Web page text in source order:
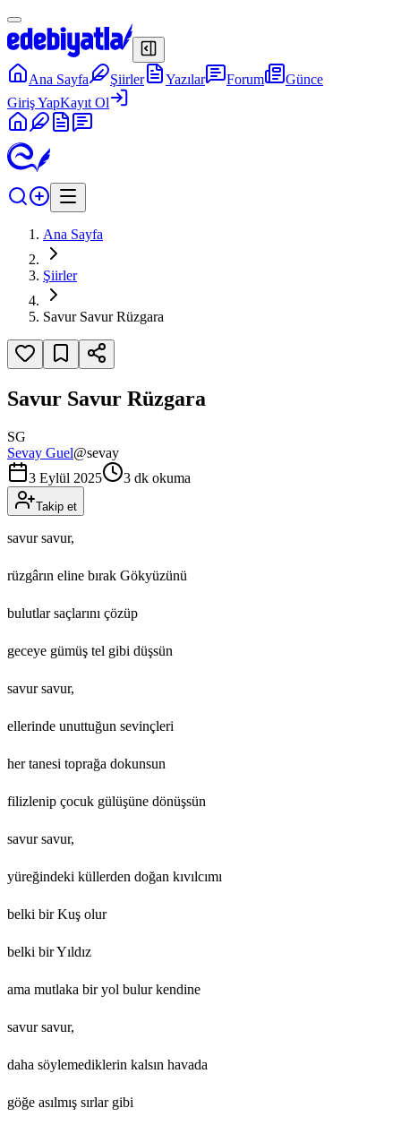
Ana Sayfa Şiirler Yazılar Forum
Günce
Giriş YapKayıt Ol
Ana Sayfa
Şiirler
Savur Savur Rüzgara
Savur Savur Rüzgara
SG
Sevay Guel@sevay
3 Eylül 2025
3 dk okuma
Takip et
savur savur,
rüzgârın eline bırak Gökyüzünü
bulutlar saçlarını çözüp
geceye gümüş tel gibi düşsün
savur savur,
ellerinde unuttuğun sevinçleri
her tanesi toprağa dokunsun
filizlenip çocuk gülüşüne dönüşsün
savur savur,
yüreğindeki küllerden doğan kıvılcımı
belki bir Kuş olur
belki bir Yıldız
ama mutlaka bir yol bulur kendine
savur savur,
daha söylemediklerin kalsın havada
göğe asılmış sırlar gibi